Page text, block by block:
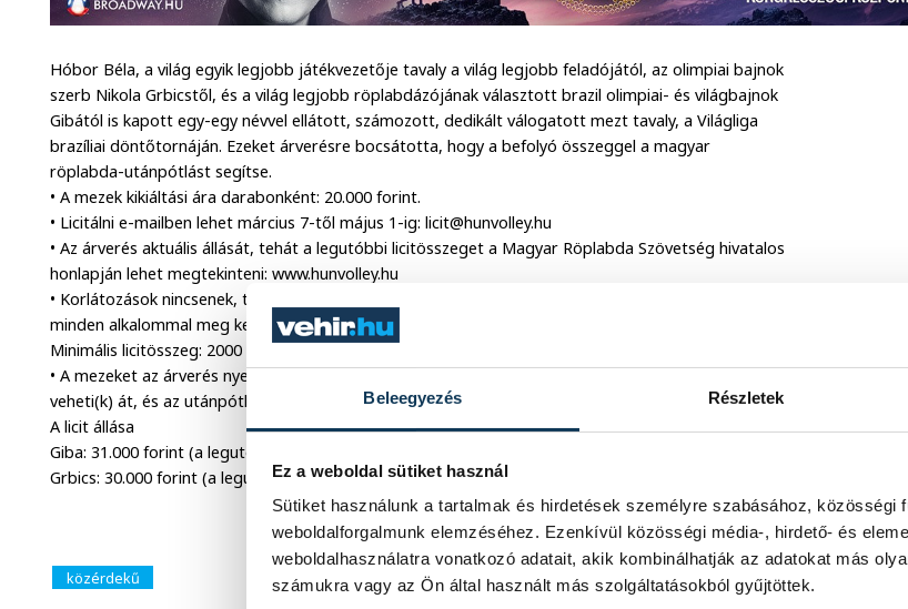
Beleegyezés Részletek
Ez a weboldal sütiket használ
Sütiket használunk a tartalmak és hirdetések személyre szabásához, közösségi
weboldalforgalmunk elemzéséhez. Ezenkívül közösségi média-, hirdető- és
weboldalhasználatra vonatkozó adatait, akik kombinálhatják az adatokat más
számukra vagy az Ön által használt más szolgáltatásokból gyűjtöttek.
Hóbor Béla, a világ egyik legjobb játékvezetője tavaly a világ legjobb feladójától, az olimpiai bajnok
szerb Nikola Grbicstől, és a világ legjobb röplabdázójának választott brazil olimpiai- és világbajnok
Gibától is kapott egy-egy névvel ellátott, számozott, dedikált válogatott mezt tavaly, a Világliga
brazíliai döntőtornáján. Ezeket árverésre bocsátotta, hogy a befolyó összeggel a magyar
röplabda-utánpótlást segítse.
• A mezek kikiáltási ára darabonként: 20.000 forint.
• Licitálni e-mailben lehet március 7-től május 1-ig: licit@hunvolley.hu
• Az árverés aktuális állását, tehát a legutóbbi licitösszeget a Magyar Röplabda Szövetség hivatalos
honlapján lehet megtekinteni: www.hunvolley.hu
• Korlátozások nincsenek, tehát egy személy egy e-mailcímről korlátlan alkalommal licitálhat, de
minden alkalommal meg kell adnia teljes nevét, valamint a telefonszámát (vezetékes vagy mobil)!
Minimális licitösszeg: 2000 forint!
• A mezeket az árverés nyertese(i) a tévé nyilvánossága előtt, a májusi, szombathelyi Savaria-kupán
veheti(k) át, és az utánpótlás képviselői is itt kapják meg a befolyt összeget!
A licit állása
Giba: 31.000 forint (a legutóbbi ajánlat dátuma: március 10.)
Grbics: 30.000 forint (a legutóbbi ajánlat dátuma: március 8.)
közérdekű